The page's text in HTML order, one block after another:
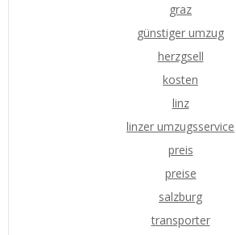
graz
günstiger umzug
herzgsell
kosten
linz
linzer umzugsservice
preis
preise
salzburg
transporter